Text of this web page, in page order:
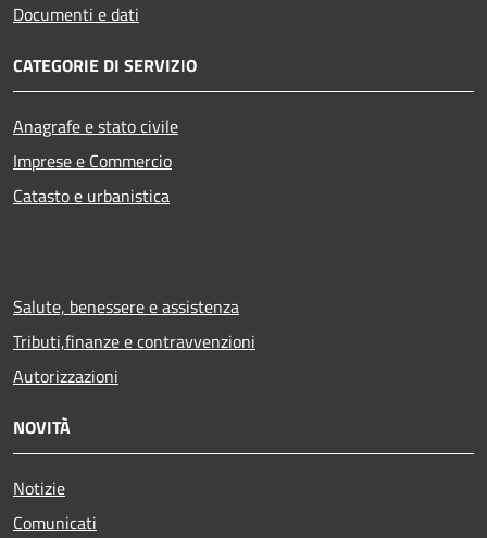
Documenti e dati
CATEGORIE DI SERVIZIO
Anagrafe e stato civile
Imprese e Commercio
Catasto e urbanistica
Salute, benessere e assistenza
Tributi,finanze e contravvenzioni
Autorizzazioni
NOVITÀ
Notizie
Comunicati